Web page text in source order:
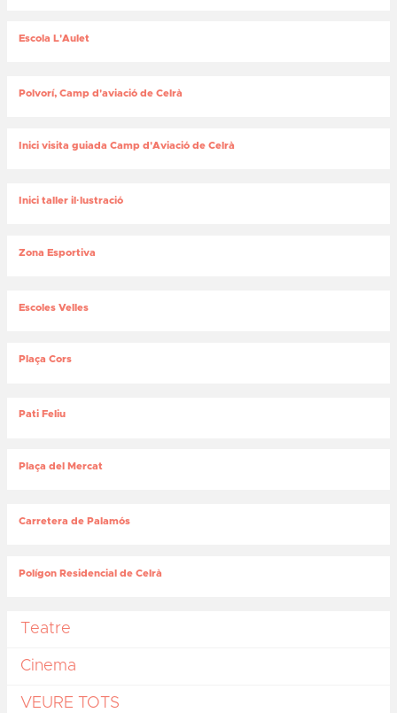
Escola L'Aulet
Polvorí, Camp d'aviació de Celrà
Inici visita guiada Camp d'Aviació de Celrà
Inici taller il·lustració
Zona Esportiva
Escoles Velles
Plaça Cors
Pati Feliu
Plaça del Mercat
Carretera de Palamós
Polígon Residencial de Celrà
Teatre
Cinema
VEURE TOTS